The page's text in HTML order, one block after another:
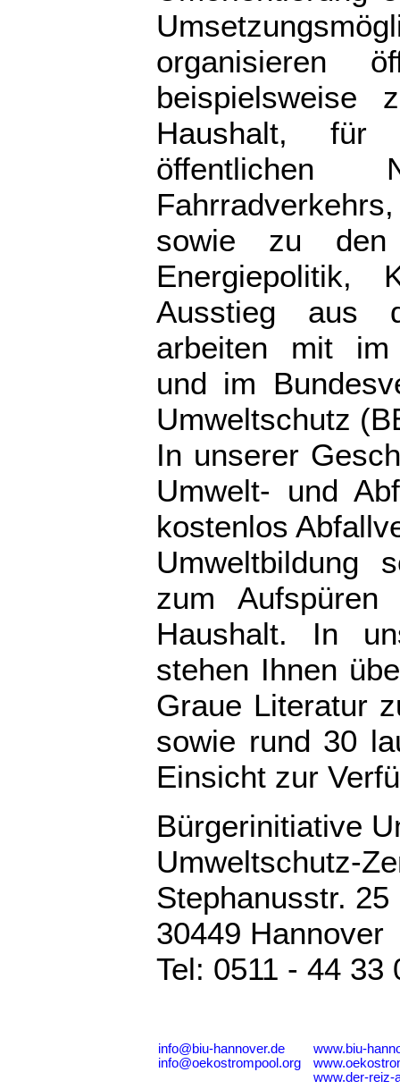
organisieren
beispielsweise
Haushalt, für
sowie zu den
Energiepolitik,
Ausstieg aus
arbeiten mit im
und im
Umweltschutz
In unserer
Umwelt- und
kostenlos
Umweltbildung
zum
Haushalt. In
stehen Ihnen
Graue Literatur
sowie rund 30
Einsicht zur
Bürgerinitiative
Umweltschutz-
Stephanusstr. 25
30449 Hannover
Tel: 0511 - 44 33
info@biu-hannover.de
info@oekostrompool.org
www.biu-
www.der-reiz-